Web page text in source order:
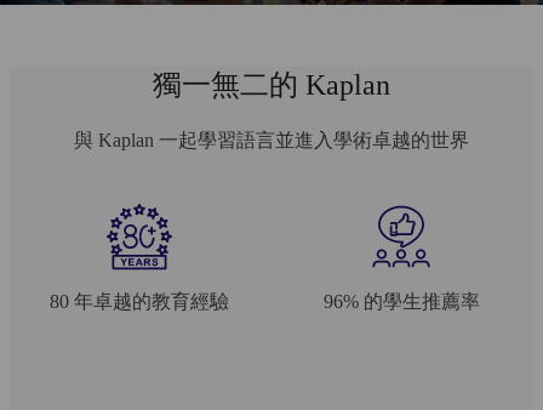
獨一無二的 Kaplan
與 Kaplan 一起學習語言並進入學術卓越的世界
80 年卓越的教育經驗 96% 的學生推薦率